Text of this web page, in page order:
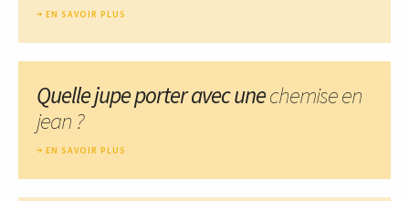
EN SAVOIR PLUS
Quelle jupe porter avec unechemise en
jean ?
EN SAVOIR PLUS